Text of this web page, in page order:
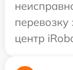
центр